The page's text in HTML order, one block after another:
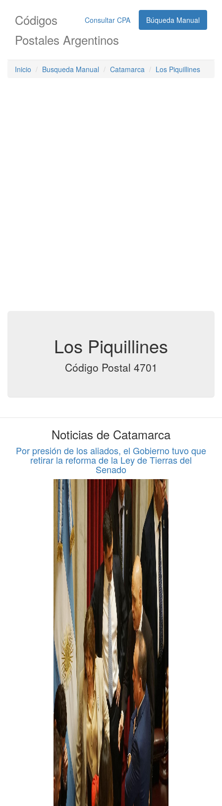
Consultar CPA Búqueda Manual
Códigos
Postales Argentinos
Inicio Busqueda Manual Catamarca Los Piquillines
Los Piquillines
Código Postal 4701
Noticias de Catamarca
Por presión de los aliados, el Gobierno tuvo que
retirar la reforma de la Ley de Tierras del
Senado